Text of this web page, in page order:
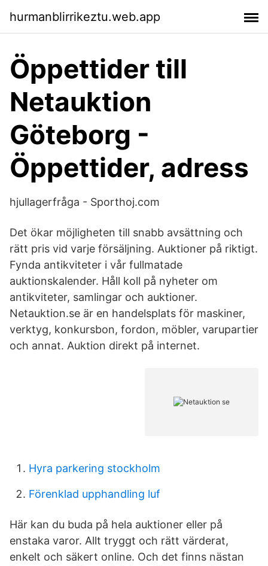
hurmanblirrikeztu.web.app
Öppettider till
Netauktion
Göteborg -
Öppettider, adress
hjullagerfråga - Sporthoj.com
Det ökar möjligheten till snabb avsättning och
rätt pris vid varje försäljning. Auktioner på riktigt.
Fynda antikviteter i vår fullmatade
auktionskalender. Håll koll på nyheter om
antikviteter, samlingar och auktioner.
Netauktion.se är en handelsplats för maskiner,
verktyg, konkursbon, fordon, möbler, varupartier
och annat. Auktion direkt på internet.
Hyra parkering stockholm
Förenklad upphandling luf
Här kan du buda på hela auktioner eller på
enstaka varor. Allt tryggt och rätt värderat,
enkelt och säkert online. Och det finns nästan